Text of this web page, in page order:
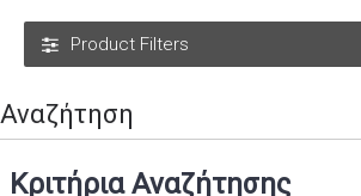
Product Filters
Αναζήτηση
Κριτήρια Αναζήτησης